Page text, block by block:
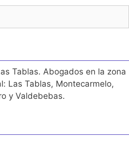
Tablas. Abogados en la zona
Las Tablas, Montecarmelo,
y Valdebebas.